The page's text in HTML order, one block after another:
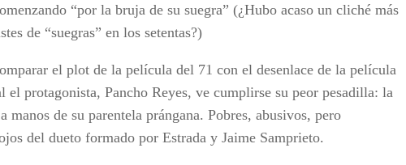
“por la bruja de su suegra” (¿Hubo acaso un cliché más
de “suegras” en los setentas?)
el plot de la película del 71 con el desenlace de la película
el protagonista, Pancho Reyes, ve cumplirse su peor pesadilla: la
manos de su parentela prángana. Pobres, abusivos, pero
del dueto formado por Estrada y Jaime Samprieto.